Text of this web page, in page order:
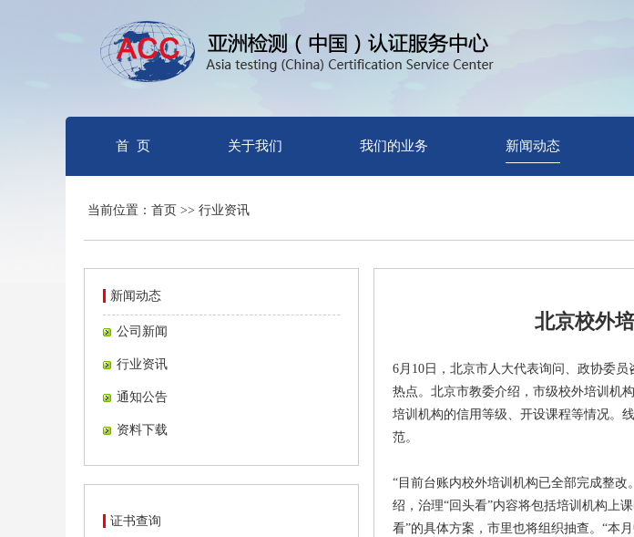
首 页 关于我们 我们的业务 新闻动态
当前位置：首页 >> 行业资讯
新闻动态
公司新闻
行业资讯
通知公告
资料下载
证书查询
北京校外
6月10日，北京市人大代表询问、政协委
热点。北京市教委介绍，市级校外培训机
培训机构的信用等级、开设课程等情况。
范。
“目前台账内校外培训机构已全部完成整
绍，治理“回头看”内容将包括培训机构上
看”的具体方案，市里也将组织抽查。“本